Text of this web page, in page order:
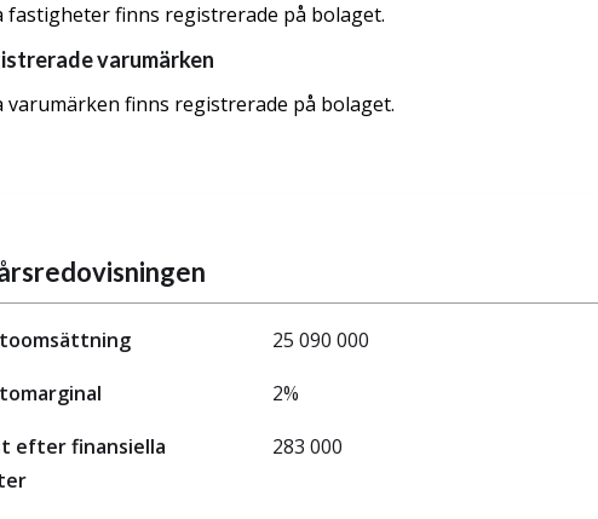
fastigheter finns registrerade på bolaget.
varumärken
varumärken finns registrerade på bolaget.
25 090 000
2%
efter finansiella
283 000